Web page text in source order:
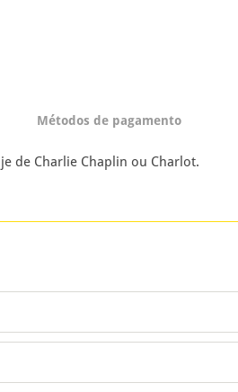
Métodos de pagamento
de Charlie Chaplin ou Charlot.